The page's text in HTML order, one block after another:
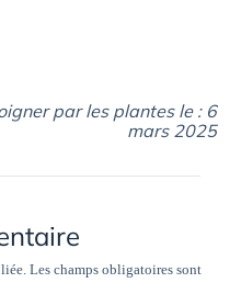
par les plantes le : 6
mars 2025
Les champs obligatoires sont